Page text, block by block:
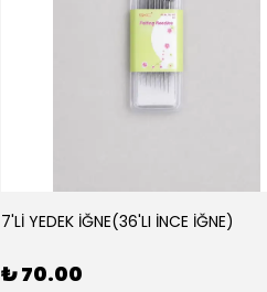
7'Lİ YEDEK İĞNE(36'LI İNCE İĞNE)
₺ 70.00